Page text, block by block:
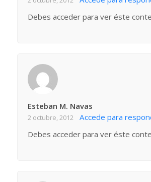
Debes acceder para ver éste
Esteban M. Navas
2 octubre, 2012
Accede para
Debes acceder para ver éste